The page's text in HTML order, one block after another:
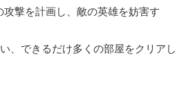
撃を計画し、敵の英雄を妨害す
、できるだけ多くの部屋をクリアし